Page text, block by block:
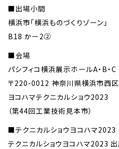
■出場小間
横浜市「横浜ものづくりゾーン」
B18 かー2②
■会場
パシフィコ横浜展示ホールA・B・C
〒220-0012 神奈川県横浜市西区
ヨコハマテクニカルショウ2023
（第44回工業技術見本市）
■テクニカルショウヨコハマ
テクニカルショウヨコハマ2023